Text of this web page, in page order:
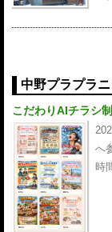
中野プラプラ
こだわりAIチラシ
へ
時